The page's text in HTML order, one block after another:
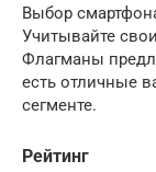
Выбор
Учитывайте
Флагманы
есть отличные
сегменте.
Рейтинг